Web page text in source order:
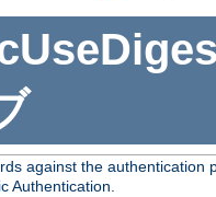
against the authentication
Authentication.